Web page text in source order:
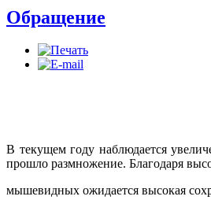
Обращение
В текущем году наблюдается
прошло размножение. Благодаря
мышевидных ожидается высокая